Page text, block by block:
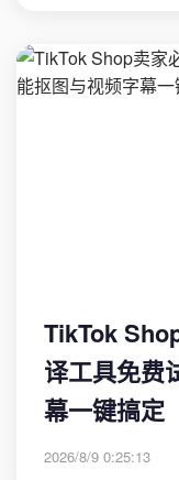
TikTok
译工具免费
幕一键搞定
2026/8/9 0:25:13